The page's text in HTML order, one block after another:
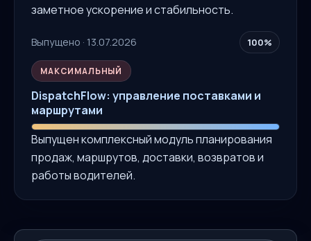
заметное ускорение и стабильность.
Выпущено · 13.07.2026 100%
МАКСИМАЛЬНЫЙ
DispatchFlow: управление поставками и
маршрутами
Выпущен комплексный модуль планирования
продаж, маршрутов, доставки, возвратов и
работы водителей.